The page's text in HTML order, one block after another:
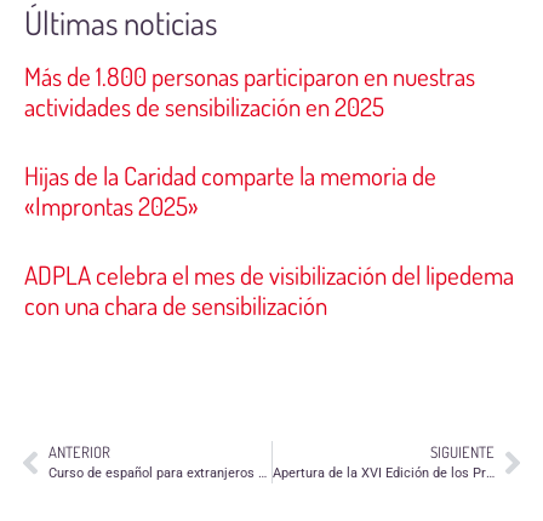
Últimas noticias
Más de 1.800 personas participaron en nuestras
actividades de sensibilización en 2025
Hijas de la Caridad comparte la memoria de
«Improntas 2025»
ADPLA celebra el mes de visibilización del lipedema
con una chara de sensibilización
ANTERIOR
Curso de español para extranjeros de la Sociedad San Vicente de Paúl
SIGUIENTE
Apertura de la XVI Edición de los Premios Dependencia y sociedad de la Fundación Caser